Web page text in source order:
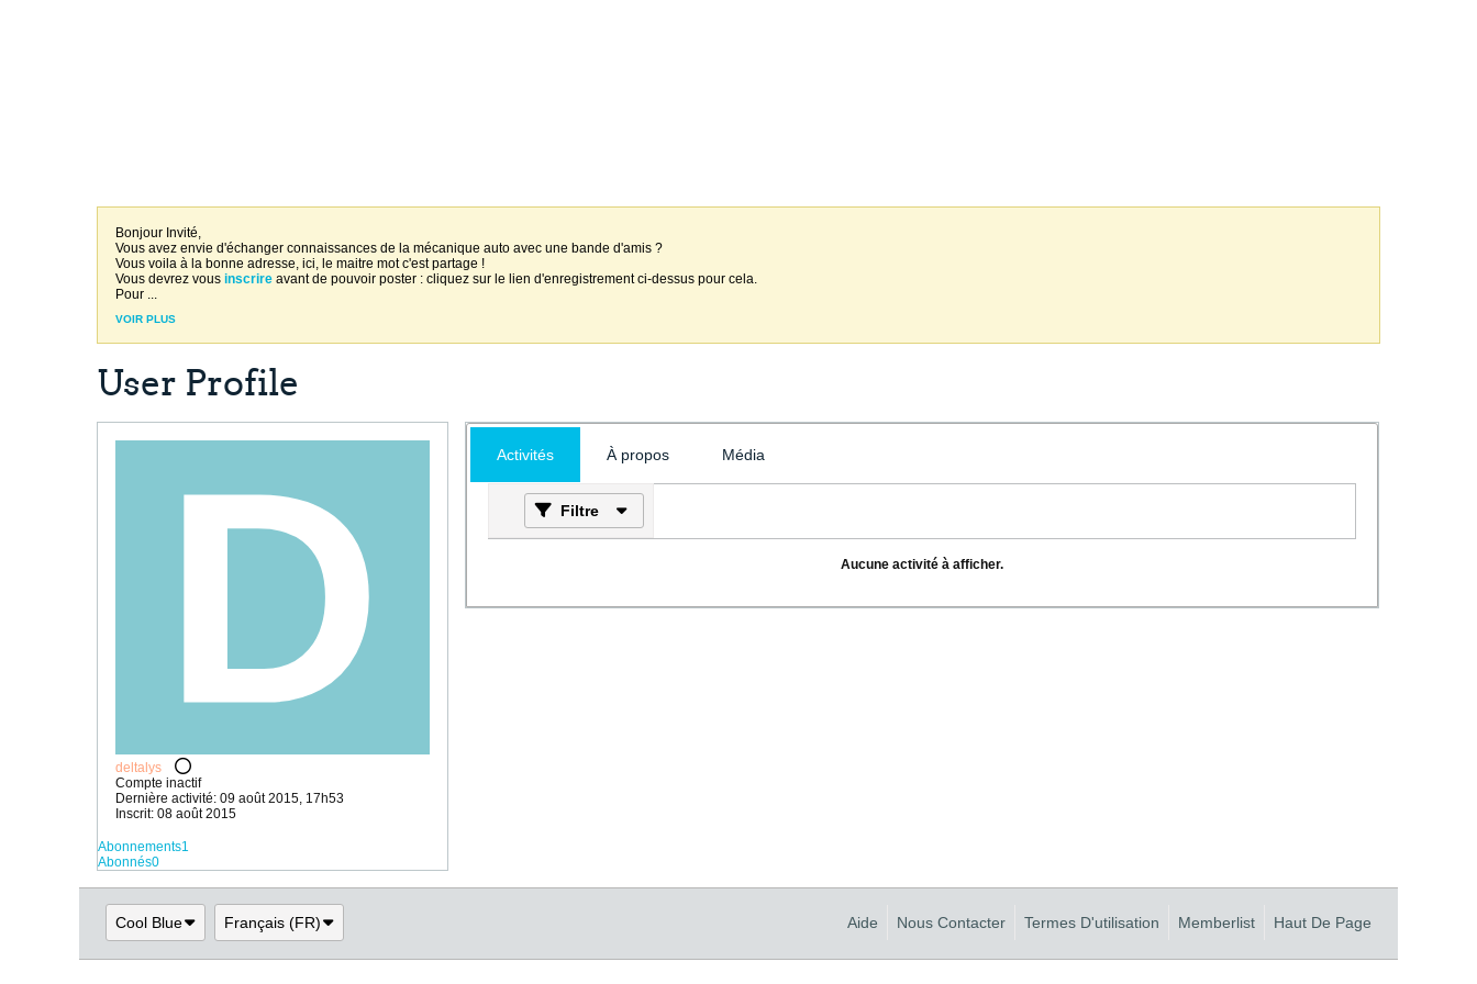
Bonjour Invité,
Vous avez envie d'échanger connaissances de la mécanique auto avec une bande d'amis ?
Vous voila à la bonne adresse, ici, le maitre mot c'est partage !
Vous devrez vous inscrire avant de pouvoir poster : cliquez sur le lien d'enregistrement ci-dessus pour cela.
Pour ...
VOIR PLUS
User Profile
deltalys
Compte inactif
Dernière activité: 09 août 2015, 17h53
Inscrit: 08 août 2015
Abonnements1
Abonnés0
Activités À propos Média
Filtre
Aucune activité à afficher.
Cool Blue Français (FR) Aide Nous Contacter Termes D'utilisation Memberlist Haut De Page